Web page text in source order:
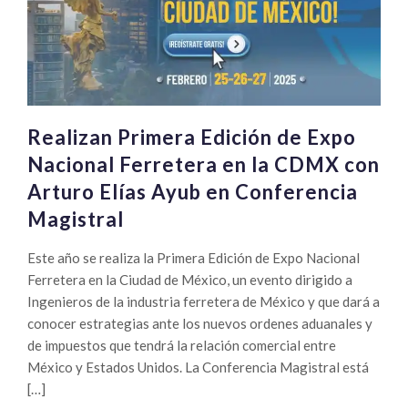
Realizan Primera Edición de Expo
Nacional Ferretera en la CDMX con
Arturo Elías Ayub en Conferencia
Magistral
Este año se realiza la Primera Edición de Expo Nacional
Ferretera en la Ciudad de México, un evento dirigido a
Ingenieros de la industria ferretera de México y que dará a
conocer estrategias ante los nuevos ordenes aduanales y
de impuestos que tendrá la relación comercial entre
México y Estados Unidos. La Conferencia Magistral está
[…]